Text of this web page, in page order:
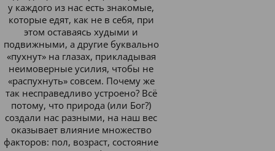
у каждого из нас есть знакомые,
которые едят, как не в себя, при
этом оставаясь худыми и
подвижными, а другие буквально
«пухнут» на глазах, прикладывая
неимоверные усилия, чтобы не
«распухнуть» совсем. Почему же
так несправедливо устроено? Всё
потому, что природа (или Бог?)
создали нас разными, на наш вес
оказывает влияние множество
факторов: пол, возраст, состояние